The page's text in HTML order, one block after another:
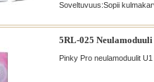
Soveltuvuus:Sopii
5RL-025 Neulamoduuli
Pinky Pro neulamoduulit